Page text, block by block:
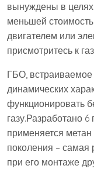
вынуждены в целях
меньшей
двигателем или
присмотритесь к
ГБО, встраиваемое
динамических
функционировать
газу.Разработано
применяется
поколения – самая
при его монтаже